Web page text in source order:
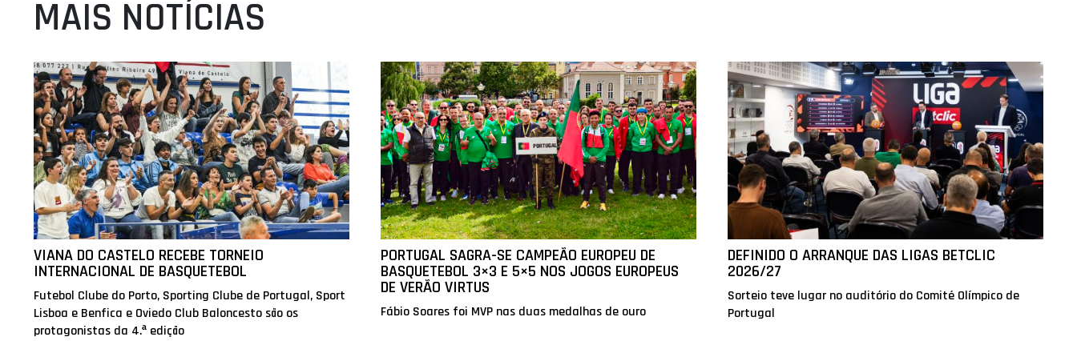
MAIS NOTÍCIAS
VIANA DO CASTELO RECEBE TORNEIO
INTERNACIONAL DE BASQUETEBOL
Futebol Clube do Porto, Sporting Clube de Portugal, Sport
Lisboa e Benfica e Oviedo Club Baloncesto são os
protagonistas da 4.ª edição
PORTUGAL SAGRA-SE CAMPEÃO EUROPEU DE
BASQUETEBOL 3×3 E 5×5 NOS JOGOS EUROPEUS
DE VERÃO VIRTUS
Fábio Soares foi MVP nas duas medalhas de ouro
DEFINIDO O ARRANQUE DAS LIGAS BETCLIC
2026/27
Sorteio teve lugar no auditório do Comité Olímpico de
Portugal